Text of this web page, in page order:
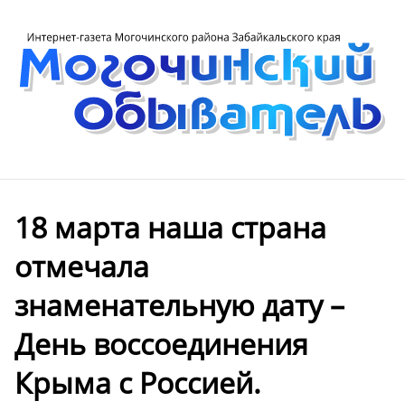
18 марта наша страна
отмечала
знаменательную дату –
День воссоединения
Крыма с Россией.